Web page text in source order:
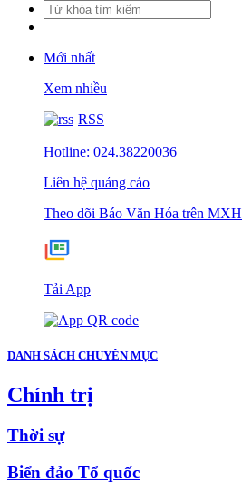
Mới nhất
Xem nhiều
RSS
Hotline: 024.38220036
Liên hệ quảng cáo
Theo dõi Báo Văn Hóa trên MXH
Tải App
DANH SÁCH CHUYÊN MỤC
Chính trị
Thời sự
Biển đảo Tổ quốc